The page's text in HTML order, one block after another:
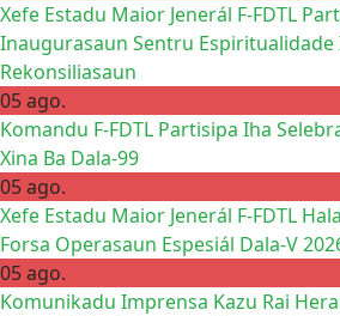
Xefe Estadu Maior Jenerál F-FDTL
Inaugurasaun Sentru Espiritualidade
Rekonsiliasaun
05 ago.
Komandu F-FDTL Partisipa Iha
Xina Ba Dala-99
05 ago.
Xefe Estadu Maior Jenerál F-FDTL
Forsa Operasaun Espesiál Dala-V
05 ago.
Komunikadu Imprensa Kazu Rai